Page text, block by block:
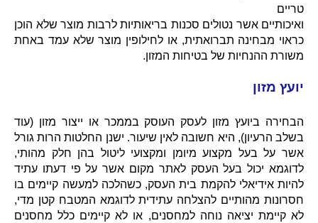
טריים
ואיכותיים אשר נטולים סכנות בריאותיות לרבות מוצר שלא הוכן
כראוי מבחינה תברואתית, או לחילופין מוצר שלא עמד באחת
משורת ההנחיות של בטיחות המזון.
יועץ מזון
הבחירה ביועץ מזון לעסק העוסק בממכר או ייצור מזון (עוד
בשלב הרעיון), היא חשובה לאין שיעור. ישנן החלטות הרות גורל
אשר על בעל מקצוע מיומן ומקצועי ליטול בהן חלק מהותי,
לדוגמא יכול בעל העסק לאתר מקום אשר על פי דעתו עתיד
להיות אידיאלי להקמת בית העסק, כשהלכה למעשה קיימים בו
חסרונות מהותיים להצלחה עתידית לדוגמא המטבח קטן מדי,
לא קיימת יציאה נוחה למחסנים, או לא קיימים כלל מחסנים